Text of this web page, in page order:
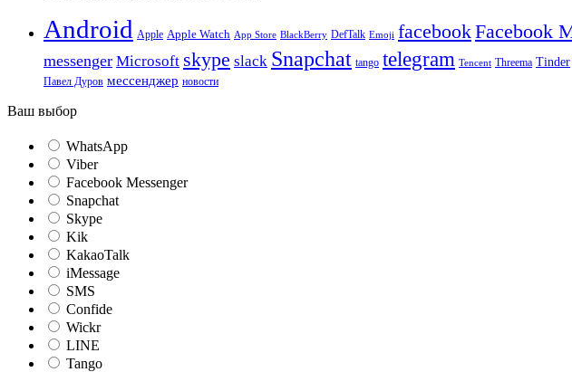
Android Apple Apple Watch App Store BlackBerry DefTalk Emoji facebookFacebook
messenger Microsoft skype slack Snapchat tango telegram Tencent Threema Tinder
Павел Дуров мессенджер новости
Ваш выбор
WhatsApp
Viber
Facebook Messenger
Snapchat
Skype
Kik
KakaoTalk
iMessage
SMS
Confide
Wickr
LINE
Tango